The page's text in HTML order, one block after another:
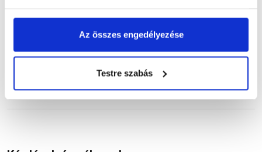
Az összes engedélyezése
Testre szabás
Dokumentumok(1)
Vásárlói vélemények